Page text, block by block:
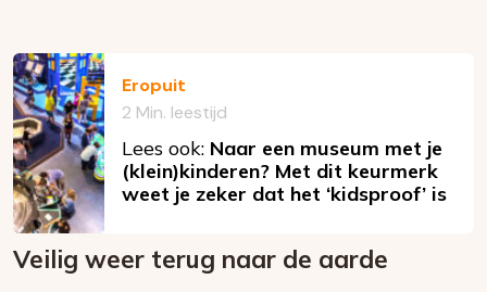
Eropuit
2 Min. leestijd
Lees ook: Naar een museum met je
(klein)kinderen? Met dit keurmerk
weet je zeker dat het ‘kidsproof’ is
Veilig weer terug naar de aarde